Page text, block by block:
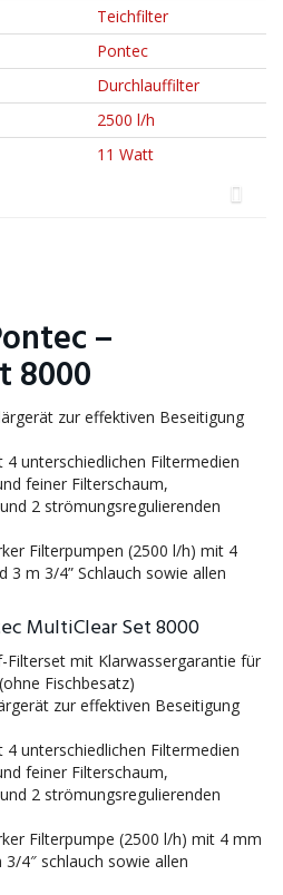
Teichfilter
Pontec
Durchlauffilter
2500 l/h
11 Watt
–
8000
zur effektiven Beseitigung
unterschiedlichen Filtermedien
feiner Filterschaum,
2 strömungsregulierenden
Filterpumpen (2500 l/h) mit 4
3 m 3/4” Schlauch sowie allen
MultiClear Set 8000
Filterset mit Klarwassergarantie für
Fischbesatz)
zur effektiven Beseitigung
unterschiedlichen Filtermedien
feiner Filterschaum,
2 strömungsregulierenden
Filterpumpe (2500 l/h) mit 4 mm
4″ schlauch sowie allen